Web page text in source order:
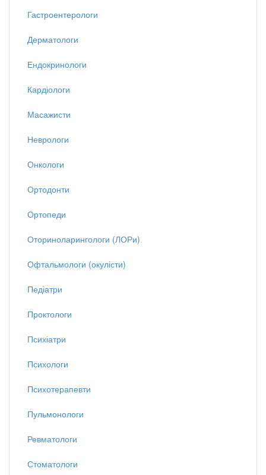
Гастроентерологи
Дерматологи
Ендокринологи
Кардіологи
Масажисти
Неврологи
Онкологи
Ортодонти
Ортопеди
Оториноларингологи (ЛОРи)
Офтальмологи (окулісти)
Педіатри
Проктологи
Психіатри
Психологи
Психотерапевти
Пульмонологи
Ревматологи
Стоматологи